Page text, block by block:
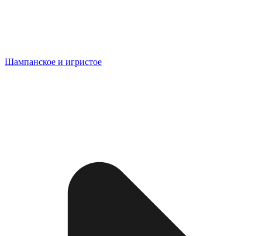
Шампанское и игристое